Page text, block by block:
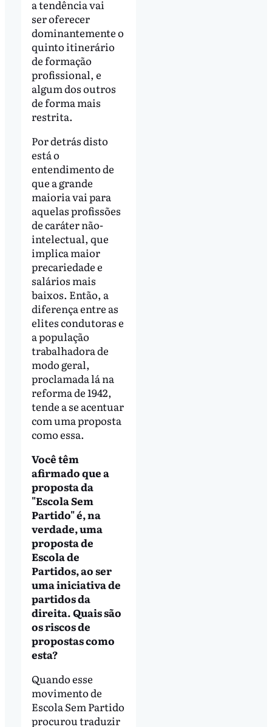
a tendência vai
ser oferecer
dominantemente o
quinto itinerário
de formação
profissional, e
algum dos outros
de forma mais
restrita.
Por detrás disto
está o
entendimento de
que a grande
maioria vai para
aquelas profissões
de caráter não-
intelectual, que
implica maior
precariedade e
salários mais
baixos. Então, a
diferença entre as
elites condutoras e
a população
trabalhadora de
modo geral,
proclamada lá na
reforma de 1942,
tende a se acentuar
com uma proposta
como essa.
Você têm
afirmado que a
proposta da
"Escola Sem
Partido" é, na
verdade, uma
proposta de
Escola de
Partidos, ao ser
uma iniciativa de
partidos da
direita. Quais são
os riscos de
propostas como
esta?
Quando esse
movimento de
Escola Sem Partido
procurou traduzir